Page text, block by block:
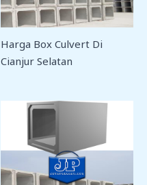
Harga Box Culvert Di
Cianjur Selatan